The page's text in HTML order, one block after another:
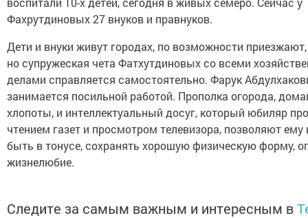
Фахрутдиновых 27 внуков и правнуков.
Дети и внуки живут городах, по возможности
но супружеская чета Фатхутдиновых со всеми
делами справляется самостоятельно. Фарук
занимается посильной работой. Прополка огорода,
хлопоты, и интеллектуальный досуг, который юбиляр
чтением газет и просмотром телевизора, позволяют ему
быть в тонусе, сохранять хорошую физическую форму,
жизнелюбие.
Следите за самым важным и интересным в